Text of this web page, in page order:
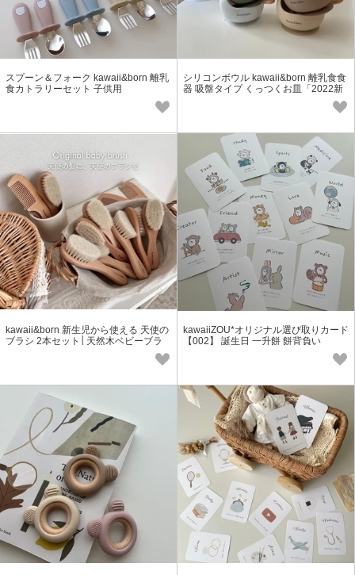
スプーン＆フォーク kawaii&born 離乳
食カトラリーセット 子供用
シリコンボウル kawaii&born 離乳食食
器 吸盤タイプ くっつくお皿「2022新
kawaii&born 新生児から使える 天使の
ブラシ 2本セット│天然木ベビーブラ
kawaiiZOU*オリジナル選び取りカード
【002】 誕生日 一升餅 餅背負い